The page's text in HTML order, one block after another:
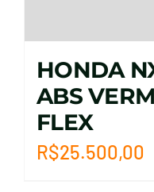
HONDA
ABS
FLEX
R$25.500,00